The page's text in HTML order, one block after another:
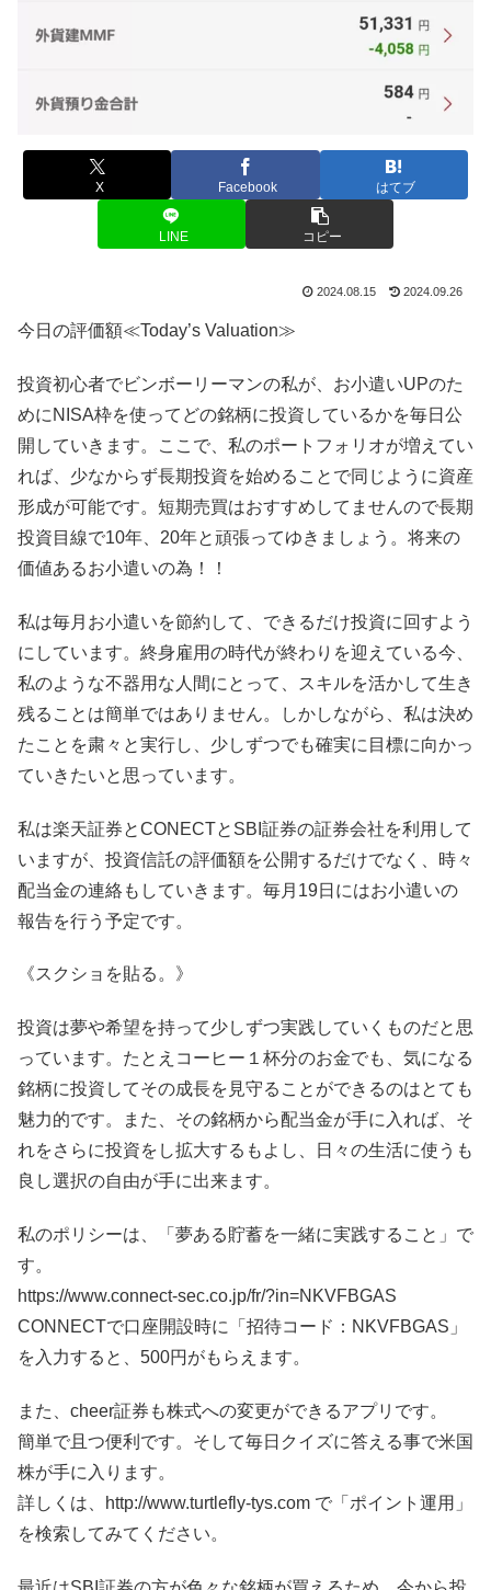
X Facebook はてブ
LINE コピー
2024.08.15 2024.09.26
今日の評価額≪Today’s Valuation≫
投資初心者でビンボーリーマンの私が、お小遣いUPのた
めにNISA枠を使ってどの銘柄に投資しているかを毎日公
開していきます。ここで、私のポートフォリオが増えてい
れば、少なからず長期投資を始めることで同じように資産
形成が可能です。短期売買はおすすめしてませんので長期
投資目線で10年、20年と頑張ってゆきましょう。将来の
価値あるお小遣いの為！！
私は毎月お小遣いを節約して、できるだけ投資に回すよう
にしています。終身雇用の時代が終わりを迎えている今、
私のような不器用な人間にとって、スキルを活かして生き
残ることは簡単ではありません。しかしながら、私は決め
たことを粛々と実行し、少しずつでも確実に目標に向かっ
ていきたいと思っています。
私は楽天証券とCONECTとSBI証券の証券会社を利用して
いますが、投資信託の評価額を公開するだけでなく、時々
配当金の連絡もしていきます。毎月19日にはお小遣いの
報告を行う予定です。
《スクショを貼る。》
投資は夢や希望を持って少しずつ実践していくものだと思
っています。たとえコーヒー１杯分のお金でも、気になる
銘柄に投資してその成長を見守ることができるのはとても
魅力的です。また、その銘柄から配当金が手に入れば、そ
れをさらに投資をし拡大するもよし、日々の生活に使うも
良し選択の自由が手に出来ます。
私のポリシーは、「夢ある貯蓄を一緒に実践すること」で
す。
https://www.connect-sec.co.jp/fr/?in=NKVFBGAS
CONNECTで口座開設時に「招待コード：NKVFBGAS」
を入力すると、500円がもらえます。
また、cheer証券も株式への変更ができるアプリです。
簡単で且つ便利です。そして毎日クイズに答える事で米国
株が手に入ります。
詳しくは、http://www.turtlefly-tys.com で「ポイント運用」
を検索してみてください。